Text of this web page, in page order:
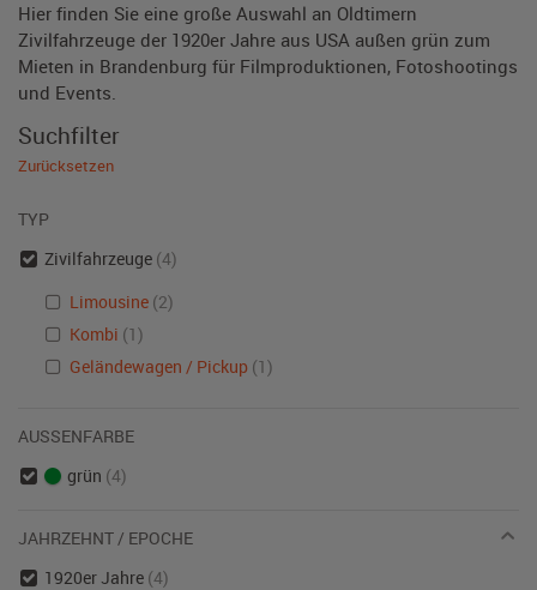
Hier finden Sie eine große Auswahl an Oldtimern
Zivilfahrzeuge der 1920er Jahre aus USA außen grün zum
Mieten in Brandenburg für Filmproduktionen, Fotoshootings
und Events.
Suchfilter
Zurücksetzen
TYP
Zivilfahrzeuge (4)
Limousine (2)
Kombi (1)
Geländewagen / Pickup (1)
AUSSENFARBE
grün (4)
JAHRZEHNT / EPOCHE
1920er Jahre (4)